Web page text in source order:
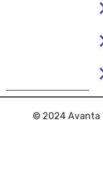
© 2024 Avanta